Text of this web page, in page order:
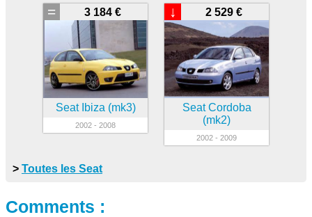
3 184 €
=
Seat Ibiza (mk3)
2002 - 2008
2 529 €
↓
Seat Cordoba
(mk2)
2002 - 2009
> Toutes les Seat
Comments :